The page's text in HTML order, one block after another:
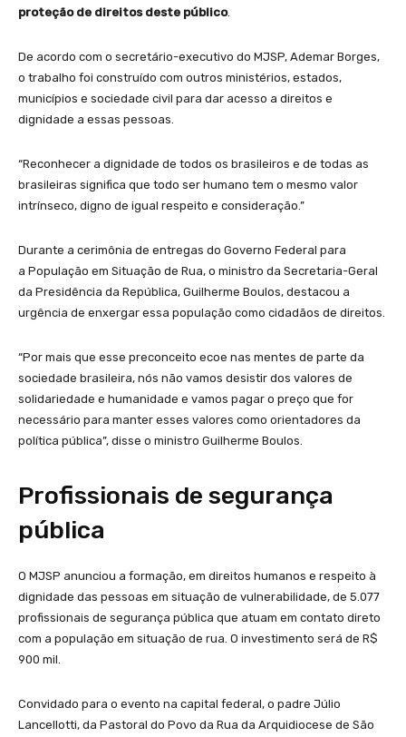
proteção de direitos deste público.
De acordo com o secretário-executivo do MJSP, Ademar Borges,
o trabalho foi construído com outros ministérios, estados,
municípios e sociedade civil para dar acesso a direitos e
dignidade a essas pessoas.
“Reconhecer a dignidade de todos os brasileiros e de todas as
brasileiras significa que todo ser humano tem o mesmo valor
intrínseco, digno de igual respeito e consideração.”
Durante a cerimônia de entregas do Governo Federal para
a População em Situação de Rua, o ministro da Secretaria-Geral
da Presidência da República, Guilherme Boulos, destacou a
urgência de enxergar essa população como cidadãos de direitos.
“Por mais que esse preconceito ecoe nas mentes de parte da
sociedade brasileira, nós não vamos desistir dos valores de
solidariedade e humanidade e vamos pagar o preço que for
necessário para manter esses valores como orientadores da
política pública”, disse o ministro Guilherme Boulos.
Profissionais de segurança
pública
O MJSP anunciou a formação, em direitos humanos e respeito à
dignidade das pessoas em situação de vulnerabilidade, de 5.077
profissionais de segurança pública que atuam em contato direto
com a população em situação de rua. O investimento será de R$
900 mil.
Convidado para o evento na capital federal, o padre Júlio
Lancellotti, da Pastoral do Povo da Rua da Arquidiocese de São